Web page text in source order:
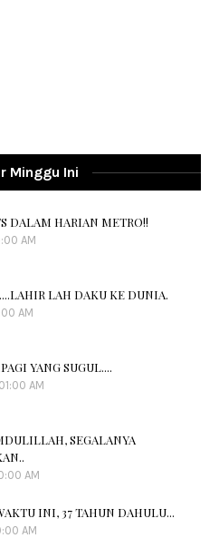
Minggu Ini
DALAM HARIAN METRO!!
AM
LAH DAKU KE DUNIA.
AM
YANG SUGUL....
AM
SEGALANYA
AM
INI, 37 TAHUN DAHULU...
AM